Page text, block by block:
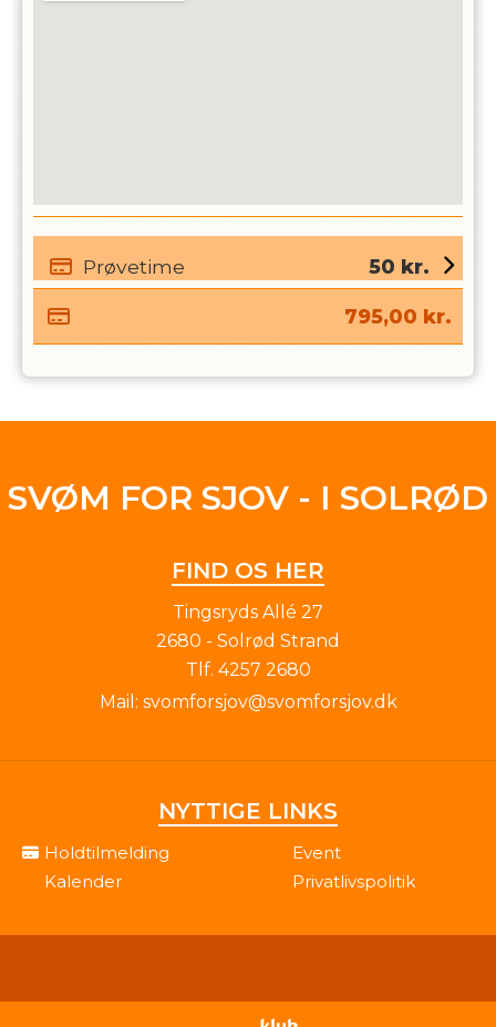
Prøvetime 50 kr.
795,00 kr.
SVØM FOR SJOV - I SOLRØD
FIND OS HER
Tingsryds Allé 27
2680 - Solrød Strand
Tlf. 4257 2680
Mail: svomforsjov@svomforsjov.dk
NYTTIGE LINKS
Holdtilmelding
Event
Kalender
Privatlivspolitik